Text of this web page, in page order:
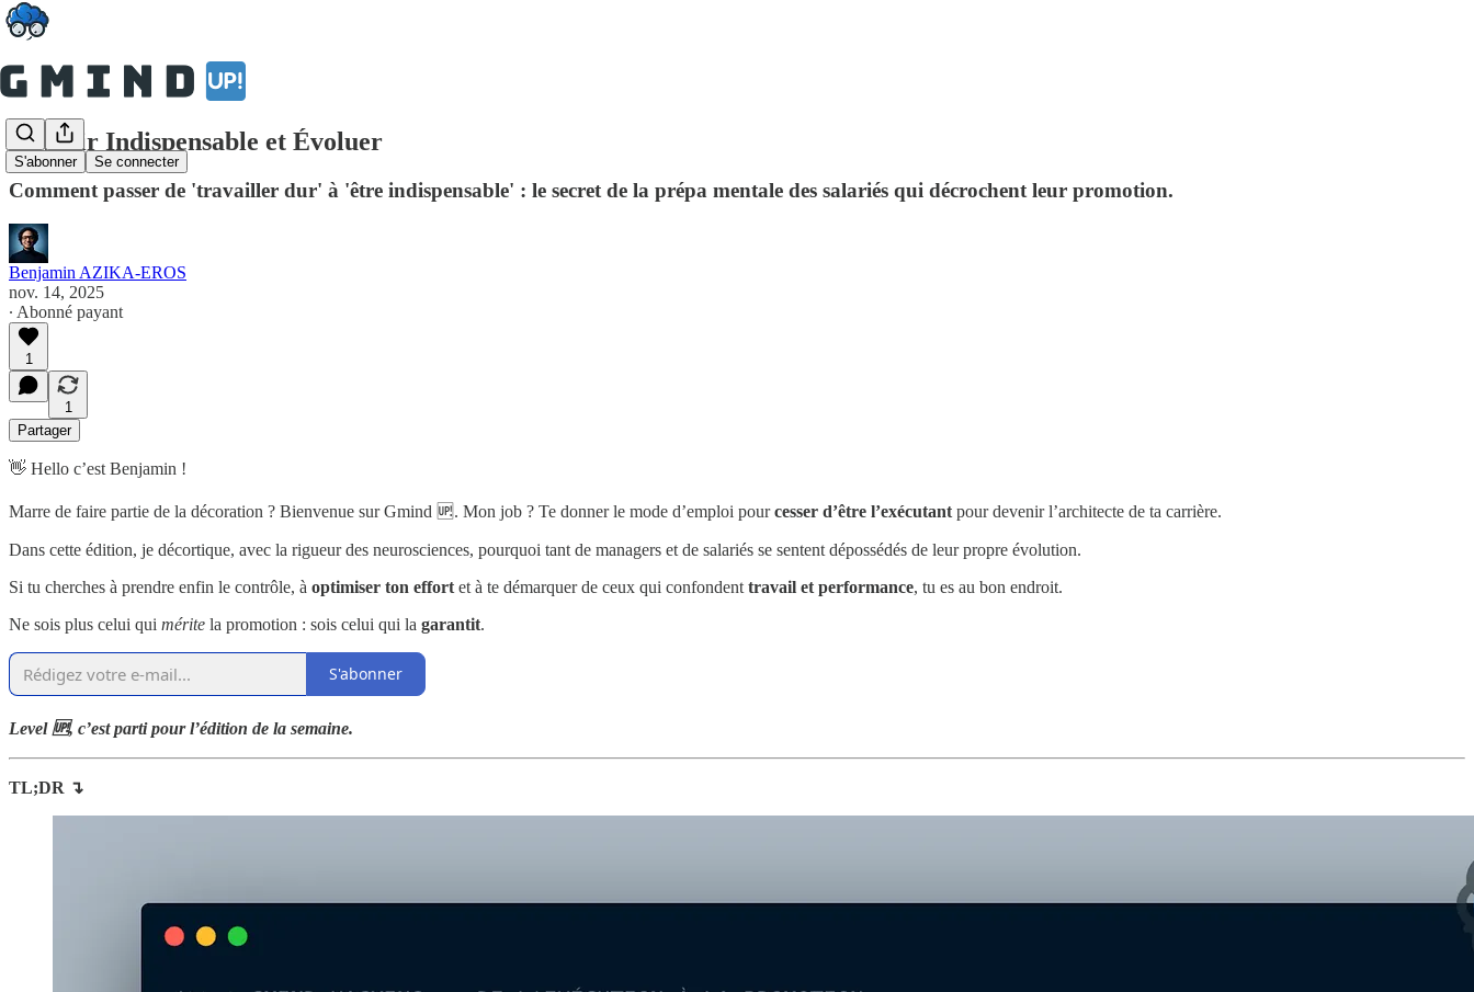
S'abonner Se connecter
Devenir Indispensable et Évoluer
Comment passer de 'travailler dur' à 'être indispensable' : le secret de la prépa mentale des salariés qui décrochent leur promotion.
Benjamin AZIKA-EROS
nov. 14, 2025
∙ Abonné payant
1
1
Partager
👋 Hello c’est Benjamin !
Marre de faire partie de la décoration ? Bienvenue sur Gmind 🆙. Mon job ? Te donner le mode d’emploi pourcesser d’être l’exécutant pour devenir l’architecte de ta carrière.
Dans cette édition, je décortique, avec la rigueur des neurosciences, pourquoi tant de managers et de salariés se sentent dépossédés de leur propre évolution.
Si tu cherches à prendre enfin le contrôle, à optimiser ton effort et à te démarquer de ceux qui confondent travail et performance, tu es au bon endroit.
Ne sois plus celui qui mérite la promotion : sois celui qui la garantit.
S'abonner
Level 🆙, c’est parti pour l’édition de la semaine.
TL;DR ↴